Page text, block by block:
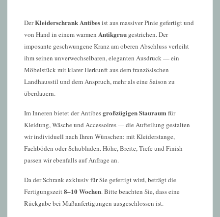
DerKleiderschrank Antibesist aus massiver Pinie gefertigt und
von Hand in einem warmen Antikgrau gestrichen. Der
imposante geschwungene Kranz am oberen Abschluss verleiht
ihm seinen unverwechselbaren, eleganten Ausdruck — ein
Möbelstück mit klarer Herkunft aus dem französischen
Landhausstil und dem Anspruch, mehr als eine Saison zu
überdauern.
Im Inneren bietet der Antibesgroßzügigen Stauraumfür
Kleidung, Wäsche und Accessoires — die Aufteilung gestalten
wir individuell nach Ihren Wünschen: mit Kleiderstange,
Fachböden oder Schubladen. Höhe, Breite, Tiefe und Finish
passen wir ebenfalls auf Anfrage an.
Da der Schrank exklusiv für Sie gefertigt wird, beträgt die
Fertigungszeit8–10 Wochen. Bitte beachten Sie, dass eine
Rückgabe bei Maßanfertigungen ausgeschlossen ist.